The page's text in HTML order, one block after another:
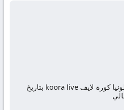
نتيجة مباراة انتر ميلان وبولونيا كورة لايف koora live بتاريخ